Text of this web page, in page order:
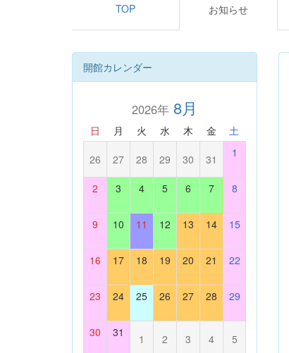
TOP お知らせ
開館カレンダー
2026年8月
日 月 火 水 木 金 土
26 27 28 29 30 31 1
2 3 4 5 6 7 8
9 10 11 12 13 14 15
16 17 18 19 20 21 22
23 24 25 26 27 28 29
30 31 1 2 3 4 5